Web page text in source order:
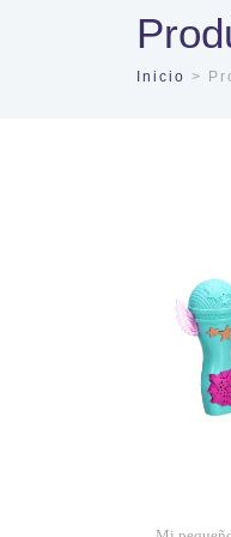
Inicio >